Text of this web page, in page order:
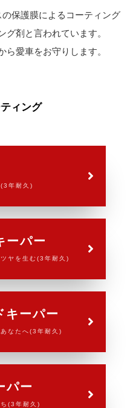
の保護膜によるコーティング
グ剤と言われています。
ら愛車をお守りします。
ィング
年耐久)
ーパー
ヤを生む(3年耐久)
キーパー
なたへ(3年耐久)
パー
(3年耐久)